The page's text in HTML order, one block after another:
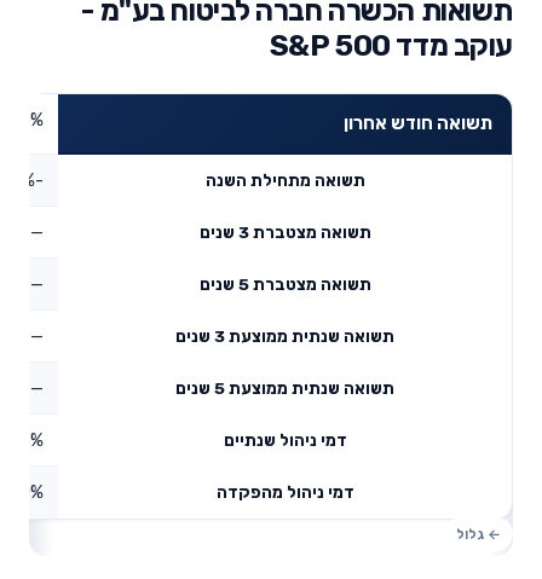
תשואות הכשרה חברה לביטוח בע"מ -
עוקב מדד 500 S&P
תשואה חודש אחרון
תשואה מתחילת השנה -2.73%
תשואה מצטברת 3 שנים —
תשואה מצטברת 5 שנים —
תשואה שנתית ממוצעת 3 שנים —
תשואה שנתית ממוצעת 5 שנים —
דמי ניהול שנתיים
דמי ניהול מהפקדה 0%